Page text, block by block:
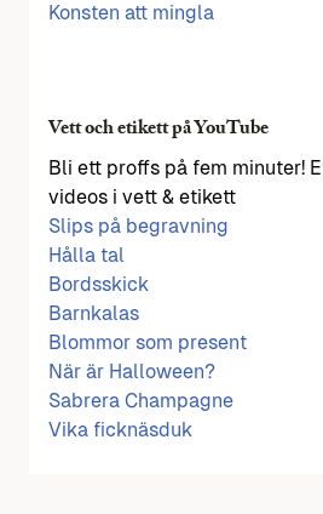
Konsten att mingla
Vett och etikett på YouTube
Bli ett proffs på fem minuter!
videos i vett & etikett
Slips på begravning
Hålla tal
Bordsskick
Barnkalas
Blommor som present
När är Halloween?
Sabrera Champagne
Vika ficknäsduk